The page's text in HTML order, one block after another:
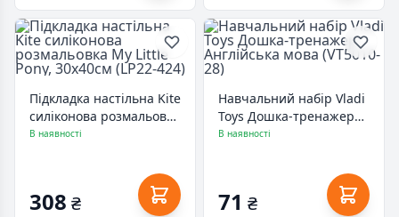
Підкладка настільна Kite
силіконова розмальовка
My Little Pony, 30х40см
В наявності
308 ₴
Навчальний набір Vladi
Toys Дошка-тренажер
Англійська мова
В наявності
71 ₴